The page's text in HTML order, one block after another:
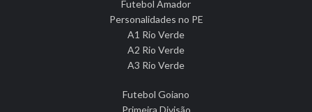
Futebol Amador
Personalidades no PE
A1 Rio Verde
A2 Rio Verde
A3 Rio Verde
Futebol Goiano